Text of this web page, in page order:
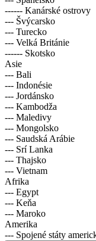
------ Kanárské ostrovy
--- Švýcarsko
--- Turecko
--- Velká Británie
------ Skotsko
Asie
--- Bali
--- Indonésie
--- Jordánsko
--- Kambodža
--- Maledivy
--- Mongolsko
--- Saudská Arábie
--- Srí Lanka
--- Thajsko
--- Vietnam
Afrika
--- Egypt
--- Keňa
--- Maroko
Amerika
--- Spojené státy